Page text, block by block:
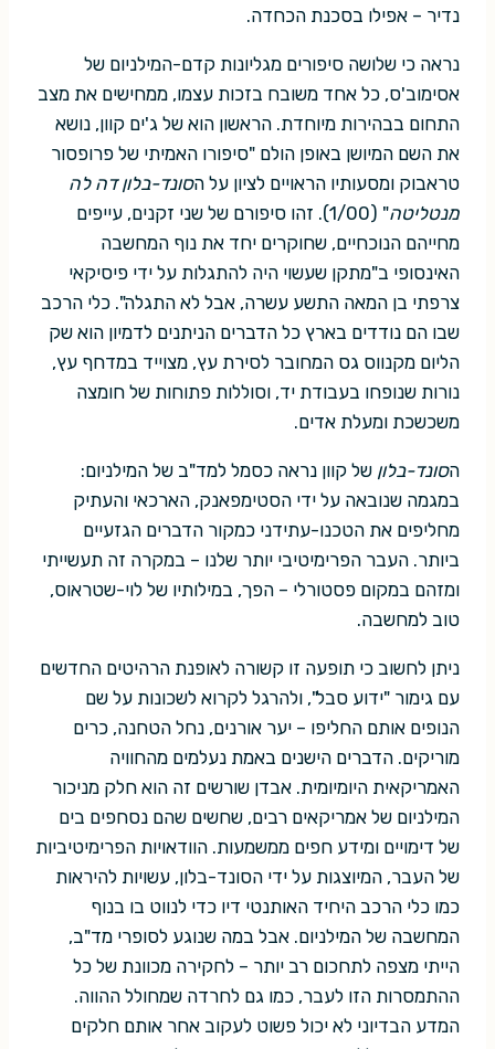
נדיר – אפילו בסכנת הכחדה.
נראה כי שלושה סיפורים מגליונות קדם-המילניום של
אסימוב'ס, כל אחד משובח בזכות עצמו, ממחישים את מצב
התחום בבהירות מיוחדת. הראשון הוא של ג'ים קוון, נושא
את השם המיושן באופן הולם "סיפורו האמיתי של פרופסור
טראבוק ומסעותיו הראויים לציון על הסונד-בלון דה לה
מנטליטה
" (1/00). זהו סיפורם של שני זקנים, עייפים
מחייהם הנוכחיים, שחוקרים יחד את נוף המחשבה
האינסופי ב"מתקן שעשוי היה להתגלות על ידי פיסיקאי
צרפתי בן המאה התשע עשרה, אבל לא התגלה". כלי הרכב
שבו הם נודדים בארץ כל הדברים הניתנים לדמיון הוא שק
הליום מקנווס גס המחובר לסירת עץ, מצוייד במדחף עץ,
נורות שנופחו בעבודת יד, וסוללות פתוחות של חומצה
משכשכת ומעלת אדים.
הסונד-בלון של קוון נראה כסמל למד"ב של המילניום:
במגמה שנובאה על ידי הסטימפאנק, הארכאי והעתיק
מחליפים את הטכנו-עתידני כמקור הדברים הגזעיים
ביותר. העבר הפרימיטיבי יותר שלנו – במקרה זה תעשייתי
ומזהם במקום פסטורלי – הפך, במילותיו של לוי-שטראוס,
טוב למחשבה.
ניתן לחשוב כי תופעה זו קשורה לאופנת הרהיטים החדשים
עם גימור "ידוע סבל", ולהרגל לקרוא לשכונות על שם
הנופים אותם החליפו – יער אורנים, נחל הטחנה, כרים
מוריקים. הדברים הישנים באמת נעלמים מהחוויה
האמריקאית היומיומית. אבדן שורשים זה הוא חלק מניכור
המילניום של אמריקאים רבים, שחשים שהם נסחפים בים
של דימויים ומידע חפים ממשמעות. הוודאויות הפרימיטיביות
של העבר, המיוצגות על ידי הסונד-בלון, עשויות להיראות
כמו כלי הרכב היחיד האותנטי דיו כדי לנווט בו בנוף
המחשבה של המילניום. אבל במה שנוגע לסופרי מד"ב,
הייתי מצפה לתחכום רב יותר – לחקירה מכוונת של כל
ההתמסרות הזו לעבר, כמו גם לחרדה שמחולל ההווה.
המדע הבדיוני לא יכול פשוט לעקוב אחר אותם חלקים